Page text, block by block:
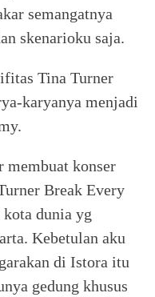
semangatnya
skenarioku saja.
Tina Turner
karyanya menjadi
membuat konser
Break Every
dunia yg
Kebetulan aku
di Istora itu
gedung khusus